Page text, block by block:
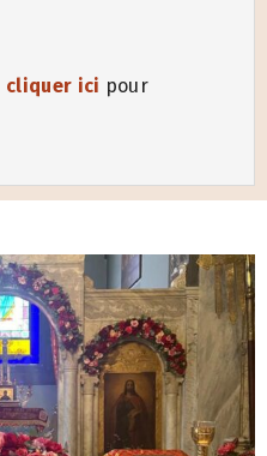
cliquer ici pour